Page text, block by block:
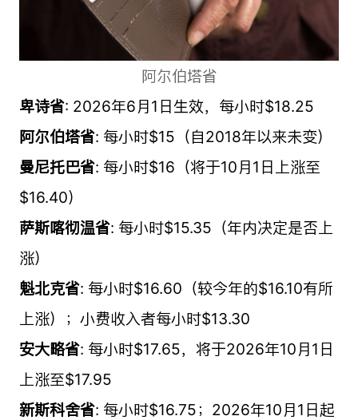
阿尔伯塔省
卑诗省: 2026年6月1日生效，每小时$18.25
阿尔伯塔省: 每小时$15（自2018年以来未变）
曼尼托巴省: 每小时$16（将于10月1日上涨至
$16.40）
萨斯喀彻温省: 每小时$15.35（年内决定是否上
涨）
魁北克省: 每小时$16.60（较今年的$16.10有所
上涨）；小费收入者每小时$13.30
安大略省: 每小时$17.65，将于2026年10月1日
上涨至$17.95
新斯科舍省: 每小时$16.75；2026年10月1日起